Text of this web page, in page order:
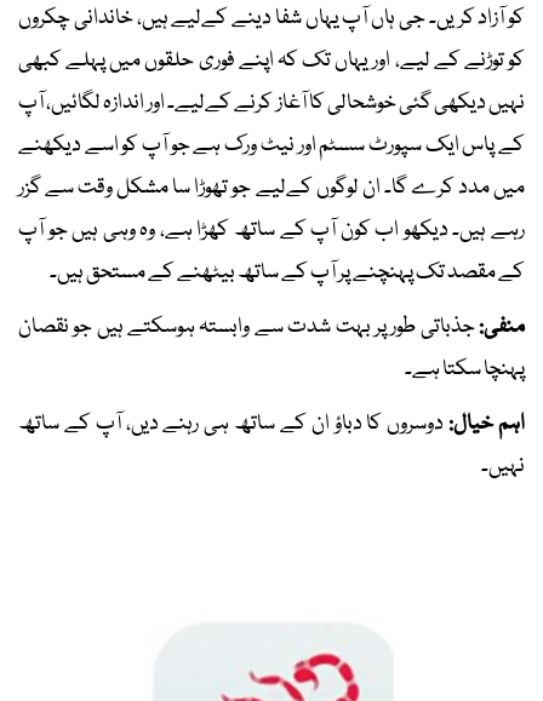
کو آزاد کریں۔ جی ہاں آپ یہاں شفا دینے کےلیے ہیں، خاندانی چکروں
کو توڑنے کے لیے، اور یہاں تک کہ اپنے فوری حلقوں میں پہلے کبھی
نہیں دیکھی گئی خوشحالی کا آغاز کرنے کےلیے۔ اور اندازہ لگائیں، آپ
کے پاس ایک سپورٹ سسٹم اور نیٹ ورک ہے جو آپ کو اسے دیکھنے
میں مدد کرے گا۔ ان لوگوں کےلیے جو تھوڑا سا مشکل وقت سے گزر
رہے ہیں۔ دیکھو اب کون آپ کے ساتھ کھڑا ہے، وہ وہی ہیں جو آپ
کے مقصد تک پہنچنے پر آپ کے ساتھ بیٹھنے کے مستحق ہیں۔
منفی:جذباتی طور پر بہت شدت سے وابستہ ہوسکتے ہیں جو نقصان
پہنچا سکتا ہے۔
اہم خیال:دوسروں کا دباؤ ان کے ساتھ ہی رہنے دیں، آپ کے ساتھ
نہیں۔